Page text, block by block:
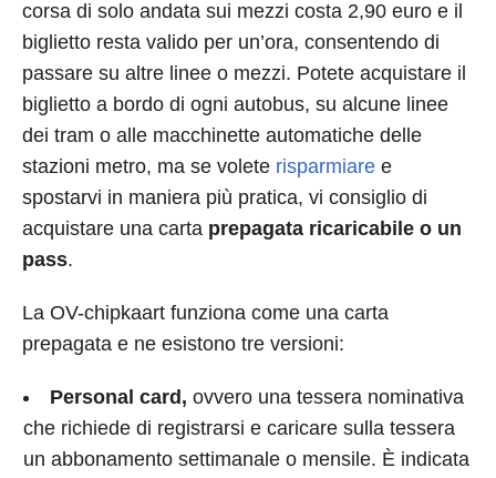
corsa di solo andata sui mezzi costa 2,90 euro e il
biglietto resta valido per un’ora, consentendo di
passare su altre linee o mezzi. Potete acquistare il
biglietto a bordo di ogni autobus, su alcune linee
dei tram o alle macchinette automatiche delle
stazioni metro, ma se volete risparmiare e
spostarvi in maniera più pratica, vi consiglio di
acquistare una carta prepagata ricaricabile o un
pass.
La OV-chipkaart funziona come una carta
prepagata e ne esistono tre versioni:
Personal card, ovvero una tessera nominativa
che richiede di registrarsi e caricare sulla tessera
un abbonamento settimanale o mensile. È indicata